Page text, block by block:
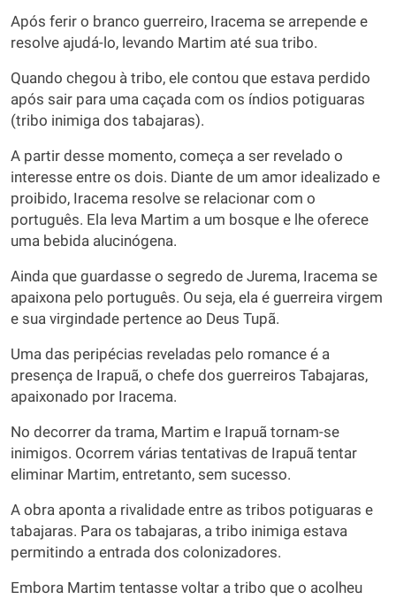
Após ferir o branco guerreiro, Iracema se arrepende e
resolve ajudá-lo, levando Martim até sua tribo.
Quando chegou à tribo, ele contou que estava perdido
após sair para uma caçada com os índios potiguaras
(tribo inimiga dos tabajaras).
A partir desse momento, começa a ser revelado o
interesse entre os dois. Diante de um amor idealizado e
proibido, Iracema resolve se relacionar com o
português. Ela leva Martim a um bosque e lhe oferece
uma bebida alucinógena.
Ainda que guardasse o segredo de Jurema, Iracema se
apaixona pelo português. Ou seja, ela é guerreira virgem
e sua virgindade pertence ao Deus Tupã.
Uma das peripécias reveladas pelo romance é a
presença de Irapuã, o chefe dos guerreiros Tabajaras,
apaixonado por Iracema.
No decorrer da trama, Martim e Irapuã tornam-se
inimigos. Ocorrem várias tentativas de Irapuã tentar
eliminar Martim, entretanto, sem sucesso.
A obra aponta a rivalidade entre as tribos potiguaras e
tabajaras. Para os tabajaras, a tribo inimiga estava
permitindo a entrada dos colonizadores.
Embora Martim tentasse voltar a tribo que o acolheu